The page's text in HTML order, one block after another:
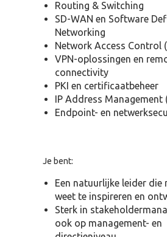
Routing & Switching
SD-WAN en Software
Networking
Network Access Control
VPN-oplossingen en
connectivity
PKI en certificaatbeheer
IP Address Management
Endpoint- en
Je bent:
Een natuurlijke leider die
weet te inspireren en
Sterk in
ook op management- en